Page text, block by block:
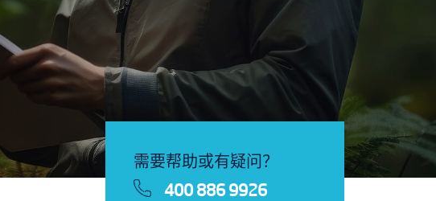
需要帮助或有疑问？
400 886 9926